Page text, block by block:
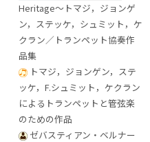
Heritage～トマジ，ジョンゲ
ン，ステッケ，シュミット，ケ
クラン／トランペット協奏作
品集
トマジ，ジョンゲン，ステ
ッケ，F.シュミット，ケクラン
によるトランペットと管弦楽
のための作品
ゼバスティアン・ベルナー